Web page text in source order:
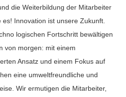
die Weiterbildung der Mitarbeiter
Innovation ist unsere Zukunft.
logischen Fortschritt bewältigen
von morgen: mit einem
Ansatz und einem Fokus auf
eine umweltfreundliche und
Wir ermutigen die Mitarbeiter,